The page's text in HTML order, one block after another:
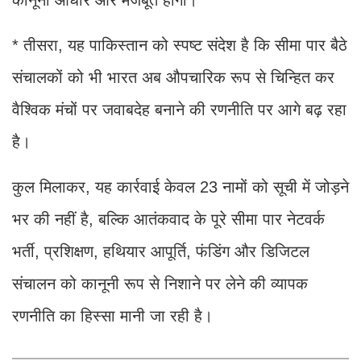
* तीसरा, यह पाकिस्तान को स्पष्ट संदेश है कि सीमा पार बैठे
संचालकों को भी भारत अब औपचारिक रूप से चिन्हित कर
वैश्विक मंचों पर जवाबदेह बनाने की रणनीति पर आगे बढ़ रहा
है।
कुल मिलाकर, यह कार्रवाई केवल 23 नामों को सूची में जोड़ने
भर की नहीं है, बल्कि आतंकवाद के पूरे सीमा पार नेटवर्क
भर्ती, प्रशिक्षण, हथियार आपूर्ति, फंडिंग और डिजिटल
संचालन को कानूनी रूप से निशाने पर लेने की व्यापक
रणनीति का हिस्सा मानी जा रही है।